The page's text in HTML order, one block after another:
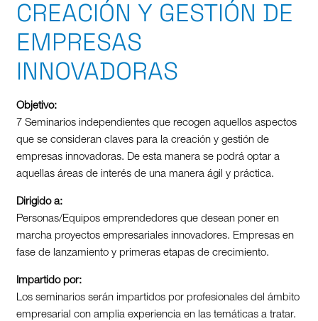
CREACIÓN Y GESTIÓN DE
EMPRESAS
INNOVADORAS
Objetivo:
7 Seminarios independientes que recogen aquellos aspectos
que se consideran claves para la creación y gestión de
empresas innovadoras. De esta manera se podrá optar a
aquellas áreas de interés de una manera ágil y práctica.
Dirigido a:
Personas/Equipos emprendedores que desean poner en
marcha proyectos empresariales innovadores. Empresas en
fase de lanzamiento y primeras etapas de crecimiento.
Impartido por:
Los seminarios serán impartidos por profesionales del ámbito
empresarial con amplia experiencia en las temáticas a tratar.